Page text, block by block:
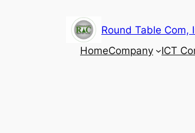
Round Table Com,
HomeCompany ICT